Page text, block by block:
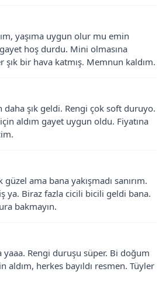
yaşıma uygun olur mu emin
hoş durdu. Mini olmasına
şık bir hava katmış. Memnun kaldım.
şık geldi. Rengi çok soft duruyo.
aldım gayet uygun oldu. Fiyatına
ama bana yakışmadı sanırım.
ya. Biraz fazla cicili bicili geldi bana.
bakmayın.
yaaa. Rengi duruşu süper. Bi doğum
aldım, herkes bayıldı resmen. Tüyler